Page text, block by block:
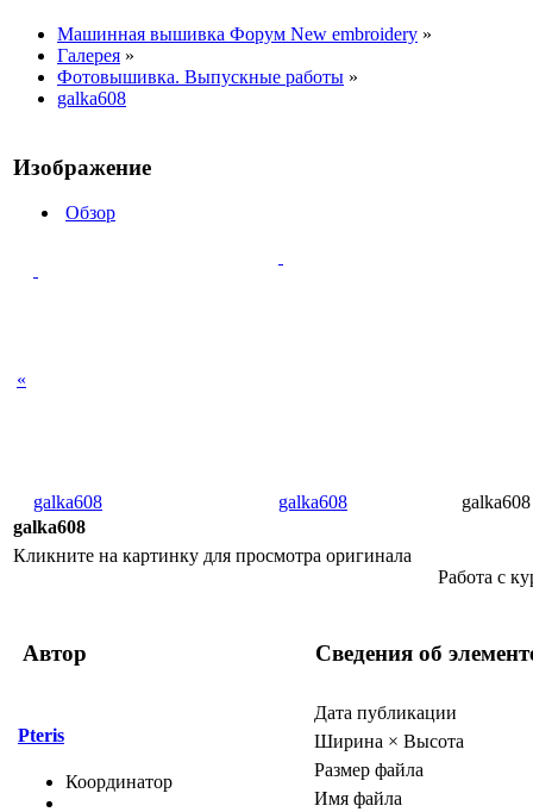
Машинная вышивка Форум New embroidery »
Галерея »
Фотовышивка. Выпускные работы »
galka608
Изображение
Обзор
«
galka608 galka608
galka608
galka608
Кликните на картинку для просмотра оригинала
Работа с
Автор Сведения об
Pteris
Координатор
Дата публикации
Ширина × Высота
Размер файла
Имя файла